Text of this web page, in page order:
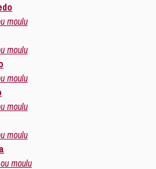
moulu
moulu
moulu
moulu
moulu
moulu